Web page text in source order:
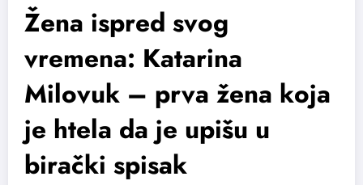
Žena ispred svog
vremena: Katarina
Milovuk – prva žena koja
je htela da je upišu u
birački spisak